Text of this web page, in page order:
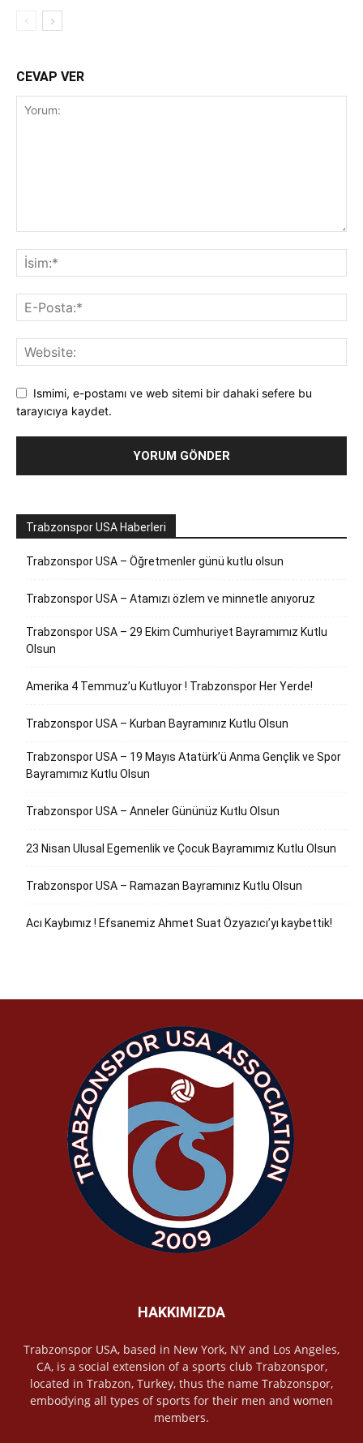
CEVAP VER
Ismimi, e-postamı ve web sitemi bir dahaki sefere bu
tarayıcıya kaydet.
Trabzonspor USA Haberleri
Trabzonspor USA – Öğretmenler günü kutlu olsun
Trabzonspor USA – Atamızı özlem ve minnetle anıyoruz
Trabzonspor USA – 29 Ekim Cumhuriyet Bayramımız Kutlu
Olsun
Amerika 4 Temmuz’u Kutluyor ! Trabzonspor Her Yerde!
Trabzonspor USA – Kurban Bayramınız Kutlu Olsun
Trabzonspor USA – 19 Mayıs Atatürk’ü Anma Gençlik ve Spor
Bayramımız Kutlu Olsun
Trabzonspor USA – Anneler Gününüz Kutlu Olsun
23 Nisan Ulusal Egemenlik ve Çocuk Bayramımız Kutlu Olsun
Trabzonspor USA – Ramazan Bayramınız Kutlu Olsun
Acı Kaybımız ! Efsanemiz Ahmet Suat Özyazıcı’yı kaybettik!
HAKKIMIZDA
Trabzonspor USA, based in New York, NY and Los Angeles,
CA, is a social extension of a sports club Trabzonspor,
located in Trabzon, Turkey, thus the name Trabzonspor,
embodying all types of sports for their men and women
members.